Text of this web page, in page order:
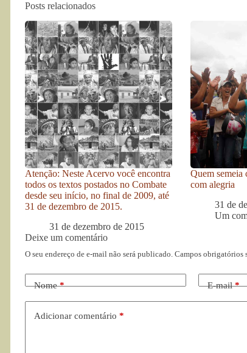
Posts relacionados
Atenção: Neste Acervo você encontra
todos os textos postados no Combate
desde seu início, no final de 2009, até
31 de dezembro de 2015.
31 de dezembro de 2015
Quem semeia
com alegria
31 de
Um
Deixe um comentário
O seu endereço de e-mail não será publicado. Campos obrigatórios
Nome* E-mail*
Adicionar comentário *